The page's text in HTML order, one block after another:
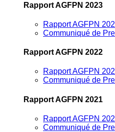
Rapport AGFPN 2023
Rapport AGFPN
Communiqué de
Rapport AGFPN 2022
Rapport AGFPN
Communiqué de
Rapport AGFPN 2021
Rapport AGFPN
Communiqué de